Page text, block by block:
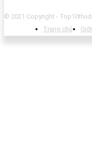
© 2021 Copyright -
Trang chủ